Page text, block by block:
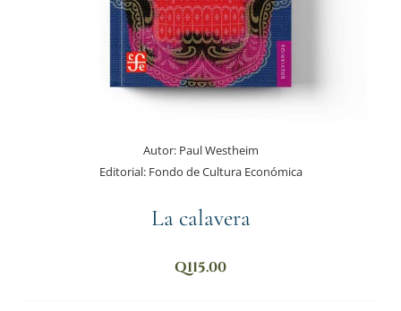
Autor:Paul Westheim
Editorial:Fondo de Cultura Económica
La calavera
Q115.00